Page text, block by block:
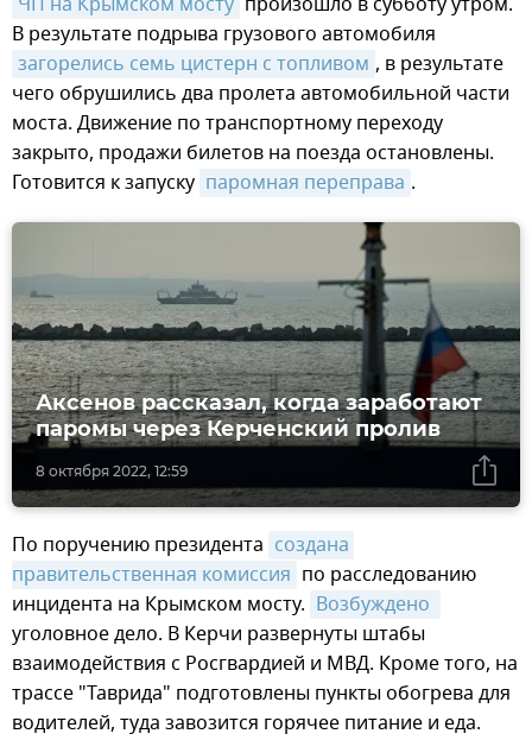
В результате подрыва грузового автомобиля
загорелись семь цистерн с топливом , в результате
чего обрушились два пролета автомобильной части
моста. Движение по транспортному переходу
закрыто, продажи билетов на поезда остановлены.
Готовится к запуску паромная переправа .
8 октября 2022, 12:59
Аксенов рассказал, когда заработают
паромы через Керченский пролив
По поручению президента создана
правительственная комиссия по расследованию
инцидента на Крымском мосту.
уголовное дело. В Керчи развернуты штабы
взаимодействия с Росгвардией и МВД. Кроме того, на
трассе "Таврида" подготовлены пункты обогрева для
водителей, туда завозится горячее питание и еда.